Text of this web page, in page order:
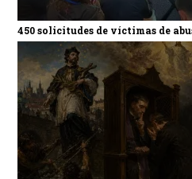
450 solicitudes de víctimas de